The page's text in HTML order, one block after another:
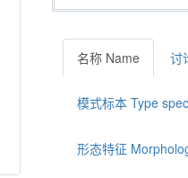
名称 Name 讨
模式标本 Type
形态特征